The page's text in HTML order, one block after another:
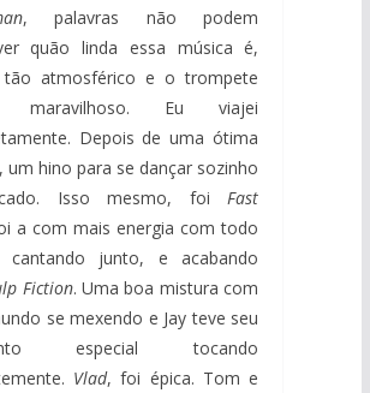
, palavras não podem
quão linda essa música é,
tão atmosférico e o trompete
maravilhoso. Eu viajei
Depois de uma ótima
um hino para se dançar sozinho
Isso mesmo, foi Fast
a com mais energia com todo
cantando junto, e acabando
Fiction. Uma boa mistura com
se mexendo e Jay teve seu
especial tocando
Vlad, foi épica. Tom e